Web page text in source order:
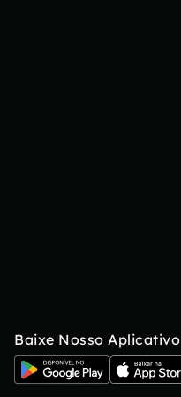
Baixe Nosso Aplicativo